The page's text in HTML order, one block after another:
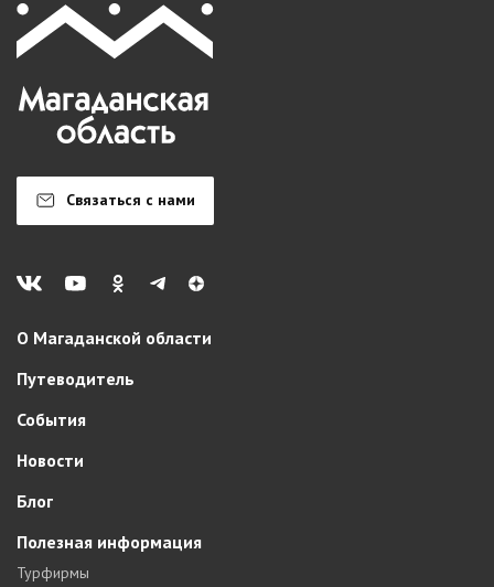
Связаться с нами
О Магаданской области
Путеводитель
События
Новости
Блог
Полезная информация
Турфирмы